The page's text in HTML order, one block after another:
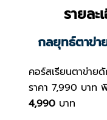
กลยุทธ์ตาข่
คอร์สเรียนตาข่าย
ราคา 7,990 บาท
4,990 บาท
รายละ